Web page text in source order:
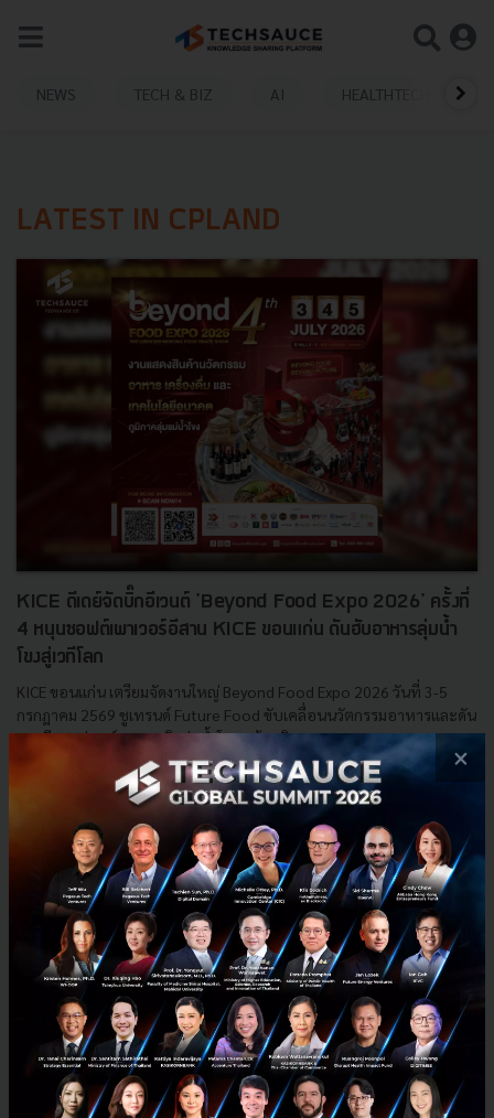
NEWS TECH & BIZ AI HEALTHTECH
LATEST IN CPLAND
KICE ดีเดย์จัดบิ๊กอีเวนต์ 'Beyond Food Expo 2026' ครั้งที่
4 หนุนซอฟต์เพาเวอร์อีสาน KICE ขอนแก่น ดันฮับอาหารลุ่มน้ำ
โขงสู่เวทีโลก
KICE ขอนแก่น เตรียมจัดงานใหญ่ Beyond Food Expo 2026 วันที่ 3-5
กรกฎาคม 2569 ชูเทรนด์ Future Food ขับเคลื่อนนวัตกรรมอาหารและดัน
ภาคอีสานสู่ศูนย์กลางธุรกิจลุ่มน้ำโขง พร้อมกิจกรรม Busi...
มิถุนายน 30, 2026| ByTechsauce Team
KICE CPLAND ศูนย์ประชุมขอนแก่น BeyondFoodExpo2026
E-mail :contact@techsauce.co
Tel : 02-001-5375
Mobile : 06-4658-9500
×